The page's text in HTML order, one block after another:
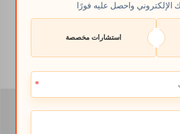
يجب عليك اختيار النوع
المناسب لك.
الإلكتروني واحصل عليه فورًا
استشارات مخصصة